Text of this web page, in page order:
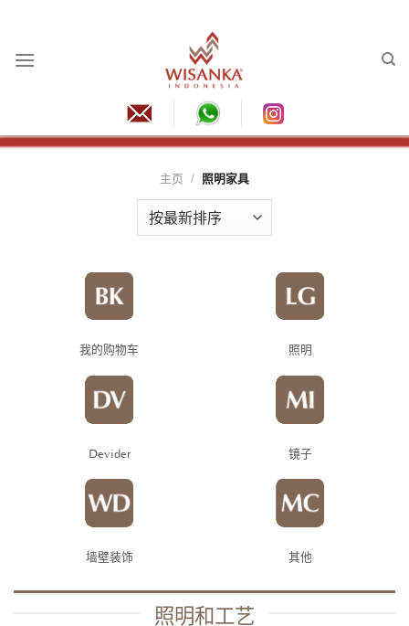
主页 / 照明家具
我的购物车 照明
Devider 镜子
墙壁装饰 其他
照明和工艺